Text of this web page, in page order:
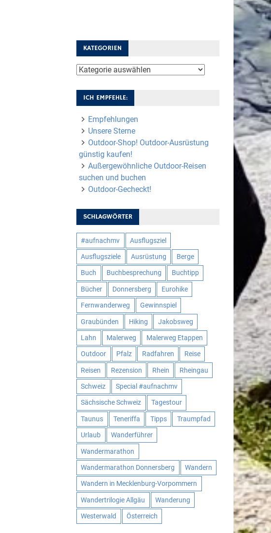
KATEGORIEN
Kategorien
ICH EMPFEHLE:
Empfehlungen
Unsere Sterne
Outdoor-Shop! Outdoor-Ausrüstung
günstig kaufen!
Außergewöhnliche Outdoor-Reisen
suchen und buchen
Outdoor-Gecheckt!
SCHLAGWÖRTER
#aufnachmv Ausflugsziel
Ausflugsziele Ausrüstung Berge
Buch Buchbesprechung Buchtipp
Bücher Donnersberg Eurohike
Fernwanderweg Gewinnspiel
Graubünden Hiking Jakobsweg
Lahn Malerweg Malerweg Etappen
Outdoor Pfalz Radfahren Reise
Reisen Rezension Rhein Rheingau
Schweiz Special #aufnachmv
Sächsische Schweiz Tagestour
Taunus Teneriffa Tipps Traumpfad
Urlaub Wanderführer
Wandermarathon
Wandermarathon Donnersberg Wandern
Wandern in Mecklenburg-Vorpommern
Wandertrilogie Allgäu Wanderung
Westerwald Österreich